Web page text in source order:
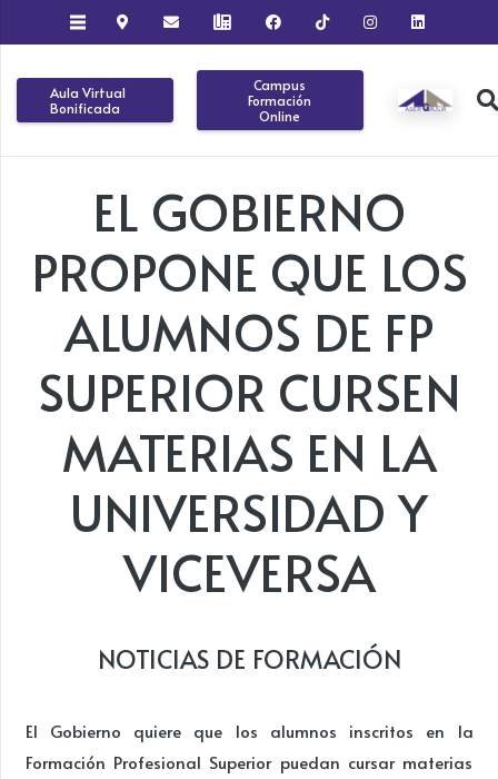
Aula Virtual
Bonificada
Campus
Formación
Online
EL GOBIERNO
PROPONE QUE LOS
ALUMNOS DE FP
SUPERIOR CURSEN
MATERIAS EN LA
UNIVERSIDAD Y
VICEVERSA
NOTICIAS DE FORMACIÓN
El Gobierno quiere que los alumnos inscritos en la
Formación Profesional Superior puedan cursar materias